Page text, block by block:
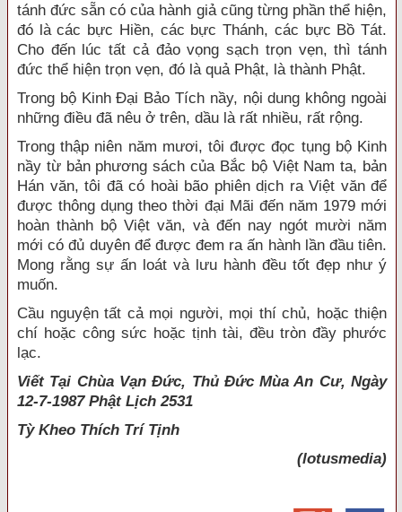
tánh đức sẵn có của hành giả cũng từng phần thể hiện,
đó là các bực Hiền, các bực Thánh, các bực Bồ Tát.
Cho đến lúc tất cả đảo vọng sạch trọn vẹn, thì tánh
đức thể hiện trọn vẹn, đó là quả Phật, là thành Phật.
Trong bộ Kinh Đại Bảo Tích nầy, nội dung không ngoài
những điều đã nêu ở trên, dầu là rất nhiều, rất rộng.
Trong thập niên năm mươi, tôi được đọc tụng bộ Kinh
nầy từ bản phương sách của Bắc bộ Việt Nam ta, bản
Hán văn, tôi đã có hoài bão phiên dịch ra Việt văn để
được thông dụng theo thời đại Mãi đến năm 1979 mới
hoàn thành bộ Việt văn, và đến nay ngót mười năm
mới có đủ duyên để được đem ra ấn hành lần đầu tiên.
Mong rằng sự ấn loát và lưu hành đều tốt đẹp như ý
muốn.
Cầu nguyện tất cả mọi người, mọi thí chủ, hoặc thiện
chí hoặc công sức hoặc tịnh tài, đều tròn đầy phước
lạc.
Viết Tại Chùa Vạn Đức, Thủ Đức Mùa An Cư, Ngày
12-7-1987 Phật Lịch 2531
Tỳ Kheo Thích Trí Tịnh
(lotusmedia)